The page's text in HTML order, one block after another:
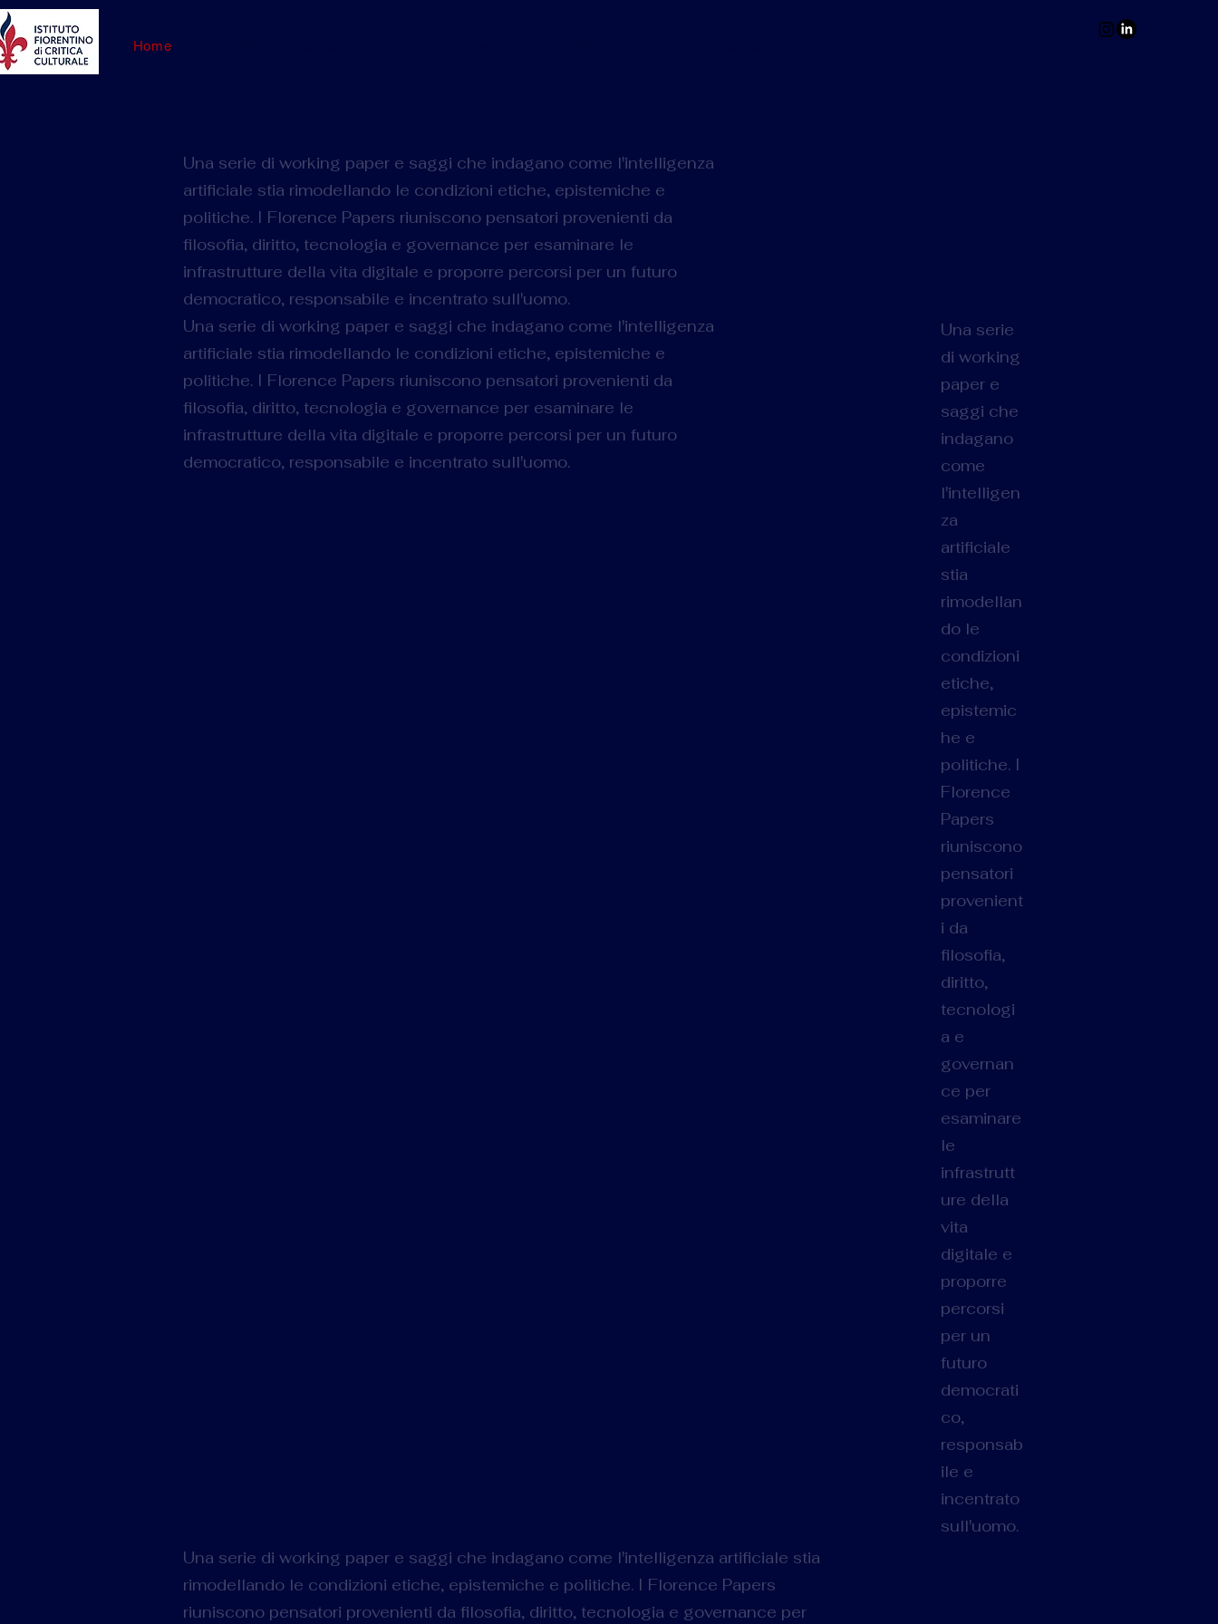
Home
Una serie di working paper e saggi che indagano come l'intelligenza
artificiale stia rimodellando le condizioni etiche, epistemiche e
politiche. I Florence Papers riuniscono pensatori provenienti da
filosofia, diritto, tecnologia e governance per esaminare le
infrastrutture della vita digitale e proporre percorsi per un futuro
democratico, responsabile e incentrato sull'uomo.
Una serie di working paper e saggi che indagano come l'intelligenza
artificiale stia rimodellando le condizioni etiche, epistemiche e
politiche. I Florence Papers riuniscono pensatori provenienti da
filosofia, diritto, tecnologia e governance per esaminare le
infrastrutture della vita digitale e proporre percorsi per un futuro
democratico, responsabile e incentrato sull'uomo.
Una serie
di working
paper e
saggi che
indagano
come
l'intelligen
za
artificiale
stia
rimodellan
do le
condizioni
etiche,
epistemic
he e
politiche. I
Florence
Papers
riuniscono
pensatori
provenient
i da
filosofia,
diritto,
tecnologi
a e
governan
ce per
esaminare
le
infrastrutt
ure della
vita
digitale e
proporre
percorsi
per un
futuro
democrati
co,
responsab
ile e
incentrato
sull'uomo.
Una serie di working paper e saggi che indagano come l'intelligenza artificiale stia
rimodellando le condizioni etiche, epistemiche e politiche. I Florence Papers
riuniscono pensatori provenienti da filosofia, diritto, tecnologia e governance per